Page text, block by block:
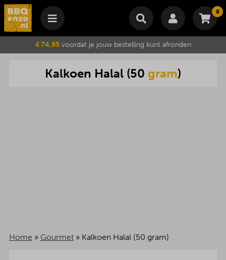
0
Winkelmand
Je winkelwagen is momenteel leeg.
Subtotaal €
Wijzig winkelmand Bestellen
€ 74,95voordat je jouw bestelling kunt afronden
Kalkoen Halal (50 gram)
Home » Gourmet» Kalkoen Halal (50 gram)